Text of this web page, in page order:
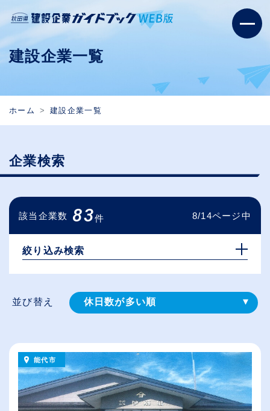
建設企業一覧
ホーム 建設企業一覧
企業検索
該当企業数 83件 8/14ページ中
絞り込み検索
並び替え 休日数が多い順
給与が高い順
（⾼卒の給与を基準）
従業員が多い順
能代市